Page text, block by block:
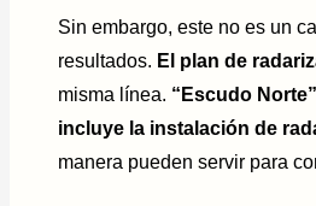
Sin embargo, este no es un
resultados. El plan de
misma línea. “Escudo
incluye la instalación de
manera pueden servir para